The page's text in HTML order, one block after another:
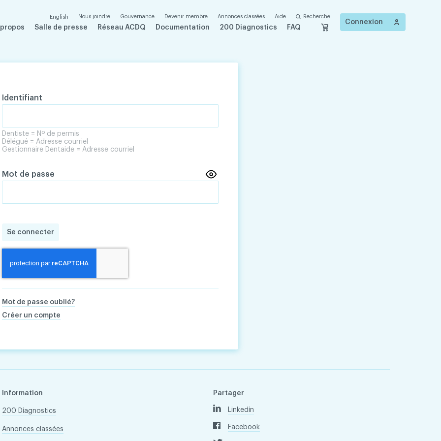
English Nous joindre Gouvernance Devenir membre Annonces classées Aide Recherche
Salle de presse Réseau ACDQ Documentation 200 Diagnostics FAQ
Connexion
Identifiant
Dentiste = Nº de permis
Délégué = Adresse courriel
Gestionnaire Dentaide = Adresse courriel
Mot de passe
Se connecter
Mot de passe oublié?
Créer un compte
Information
200 Diagnostics
Annonces classées
Partager
Linkedin
Facebook